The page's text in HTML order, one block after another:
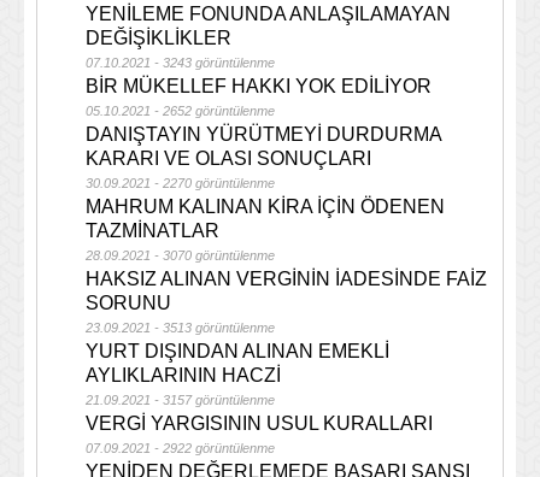
YENİLEME FONUNDA ANLAŞILAMAYAN
DEĞİŞİKLİKLER
07.10.2021 - 3243 görüntülenme
BİR MÜKELLEF HAKKI YOK EDİLİYOR
05.10.2021 - 2652 görüntülenme
DANIŞTAYIN YÜRÜTMEYİ DURDURMA
KARARI VE OLASI SONUÇLARI
30.09.2021 - 2270 görüntülenme
MAHRUM KALINAN KİRA İÇİN ÖDENEN
TAZMİNATLAR
28.09.2021 - 3070 görüntülenme
HAKSIZ ALINAN VERGİNİN İADESİNDE FAİZ
SORUNU
23.09.2021 - 3513 görüntülenme
YURT DIŞINDAN ALINAN EMEKLİ
AYLIKLARININ HACZİ
21.09.2021 - 3157 görüntülenme
VERGİ YARGISININ USUL KURALLARI
07.09.2021 - 2922 görüntülenme
YENİDEN DEĞERLEMEDE BAŞARI ŞANSI